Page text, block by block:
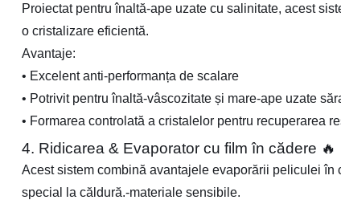
Proiectat pentru înaltă-ape uzate cu salinitate, acest
o cristalizare eficientă.
Avantaje:
• Excelent anti-performanța de scalare
• Potrivit pentru înaltă-vâscozitate și mare-ape uzate
• Formarea controlată a cristalelor pentru recuperarea
4. Ridicarea & Evaporator cu film în cădere 🔥
Acest sistem combină avantajele evaporării peliculei
special la căldură.-materiale sensibile.